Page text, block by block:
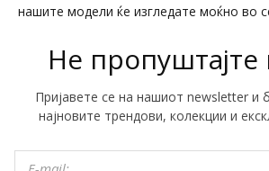
нашите модели ќе изгледате моќно во
Не
Пријавете се на нашиот newsletter и
најновите трендови, колекции и